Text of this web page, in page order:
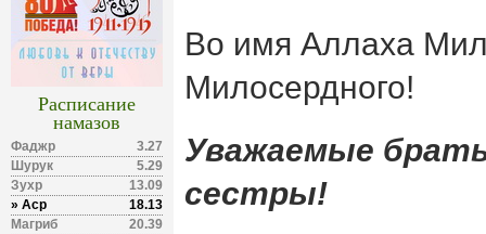
Расписание
намазов
Фаджр
3.27
Шурук
5.29
Зухр
13.09
» Аср
18.13
Магриб
20.39
Во имя Аллаха
Милосердного!
Уважаемые
сестры!